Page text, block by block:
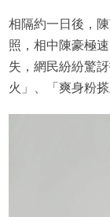
相隔約一日後，
照，相中陳豪極
失，網民紛紛驚
火」、「爽身粉